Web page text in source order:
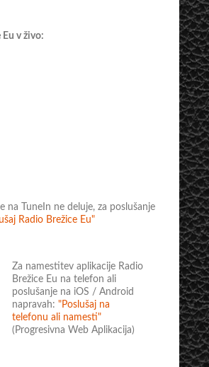
Eu v živo:
na TuneIn ne deluje, za poslušanje
Radio Brežice Eu"
Za namestitev aplikacije Radio
Brežice Eu na telefon ali
poslušanje na iOS / Android
napravah: "Poslušaj na
telefonu ali namesti"
(Progresivna Web Aplikacija)